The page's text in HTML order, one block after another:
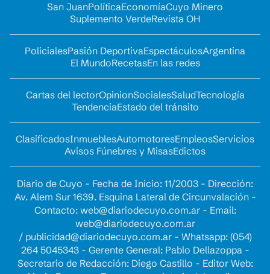
San JuanPolíticaEconomíaCuyo Minero
Suplemento VerdeRevista OH
PolicialesPasión DeportivaEspectáculosArgentina
El MundoRecetasEn las redes
Cartas del lectorOpinionSocialesSaludTecnología
TendenciaEstado del tránsito
ClasificadosInmueblesAutomotoresEmpleosServicios
Avisos Fúnebres y MisasEdictos
Diario de Cuyo - Fecha de Inicio: 11/2003 - Dirección:
Av. Alem Sur 1639. Esquina Lateral de Circunvalación -
Contacto: web@diariodecuyo.com.ar- Email:
web@diariodecuyo.com.ar
/ publicidad@diariodecuyo.com.ar- Whatsapp: (054)
264 5045343 - Gerente General: Pablo Dellazoppa -
Secretario de Redacción: Diego Castillo - Editor Web: